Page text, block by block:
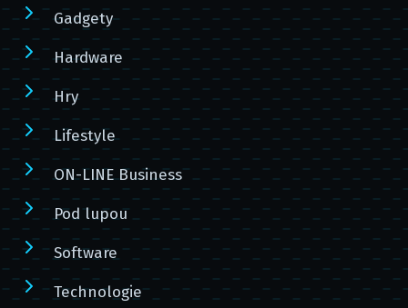
Gadgety
Hardware
Hry
Lifestyle
ON-LINE Business
Pod lupou
Software
Technologie